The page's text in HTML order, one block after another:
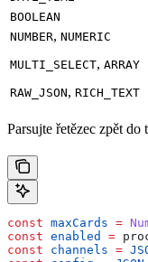
BOOLEAN
NUMBER, NUMERIC
MULTI_SELECT, ARRAY
RAW_JSON, RICH_TEXT
Parsujte řetězec zpět
const maxCards =
const enabled =
const channels =